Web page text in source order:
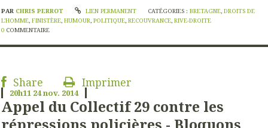
PAR CHRIS PERROT LIEN PERMANENT CATÉGORIES :BRETAGNE ,DROITS DE
L'HOMME FINISTÈRE HUMOUR POLITIQUE RECOUVRANCE RIVE-DROITE
0 COMMENTAIRE
Share Imprimer
20h11 24nov. 2014
Appel du Collectif 29 contre les
répressions policières - Bloquons